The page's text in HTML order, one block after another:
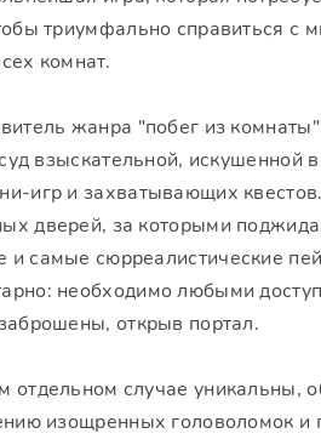
триумфально справиться с
комнат.
жанра "побег из
взыскательной, искушенной
игр и захватывающих
дверей, за которыми
самые сюрреалистические
необходимо любыми
открыв портал.
случае уникальны,
изощренных головоломок и